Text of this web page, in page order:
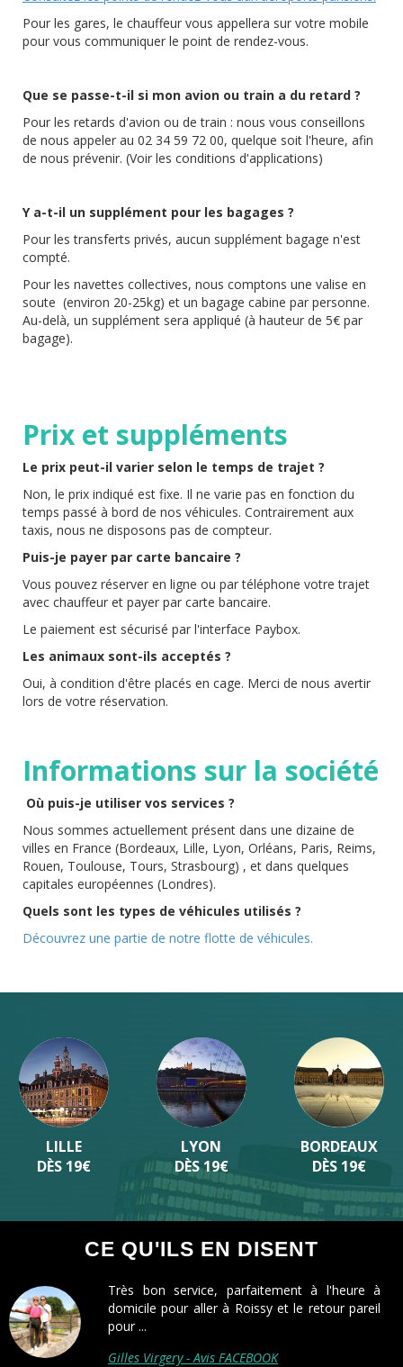
Pour les gares, le chauffeur vous appellera sur votre mobile
pour vous communiquer le point de rendez-vous.
Que se passe-t-il si mon avion ou train a du retard ?
Pour les retards d'avion ou de train : nous vous conseillons
de nous appeler au 02 34 59 72 00, quelque soit l'heure, afin
de nous prévenir. (Voir les conditions d'applications)
Y a-t-il un supplément pour les bagages ?
Pour les transferts privés, aucun supplément bagage n'est
compté.
Pour les navettes collectives, nous comptons une valise en
soute (environ 20-25kg) et un bagage cabine par personne.
Au-delà, un supplément sera appliqué (à hauteur de 5€ par
bagage).
Prix et suppléments
Le prix peut-il varier selon le temps de trajet ?
Non, le prix indiqué est fixe. Il ne varie pas en fonction du
temps passé à bord de nos véhicules. Contrairement aux
taxis, nous ne disposons pas de compteur.
Puis-je payer par carte bancaire ?
Vous pouvez réserver en ligne ou par téléphone votre trajet
avec chauffeur et payer par carte bancaire.
Le paiement est sécurisé par l'interface Paybox.
Les animaux sont-ils acceptés ?
Oui, à condition d'être placés en cage. Merci de nous avertir
lors de votre réservation.
Informations sur la société
Où puis-je utiliser vos services ?
Nous sommes actuellement présent dans une dizaine de
villes en France (Bordeaux, Lille, Lyon, Orléans, Paris, Reims,
Rouen, Toulouse, Tours, Strasbourg) , et dans quelques
capitales européennes (Londres).
Quels sont les types de véhicules utilisés ?
Découvrez une partie de notre flotte de véhicules.
LILLE
DÈS 19€
LYON
DÈS 19€
BORDEAUX
DÈS 19€
CE QU'ILS EN DISENT
Très bon service, parfaitement à l'heure à
domicile pour aller à Roissy et le retour pareil
pour ...
Gilles Virgery - Avis FACEBOOK